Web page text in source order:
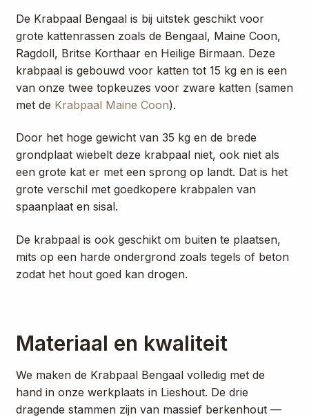
De Krabpaal Bengaal is bij uitstek geschikt voor
grote kattenrassen zoals de Bengaal, Maine Coon,
Ragdoll, Britse Korthaar en Heilige Birmaan. Deze
krabpaal is gebouwd voor katten tot 15 kg en is een
van onze twee topkeuzes voor zware katten (samen
met de Krabpaal Maine Coon).
Door het hoge gewicht van 35 kg en de brede
grondplaat wiebelt deze krabpaal niet, ook niet als
een grote kat er met een sprong op landt. Dat is het
grote verschil met goedkopere krabpalen van
spaanplaat en sisal.
De krabpaal is ook geschikt om buiten te plaatsen,
mits op een harde ondergrond zoals tegels of beton
zodat het hout goed kan drogen.
Materiaal en kwaliteit
We maken de Krabpaal Bengaal volledig met de
hand in onze werkplaats in Lieshout. De drie
dragende stammen zijn van massief berkenhout —